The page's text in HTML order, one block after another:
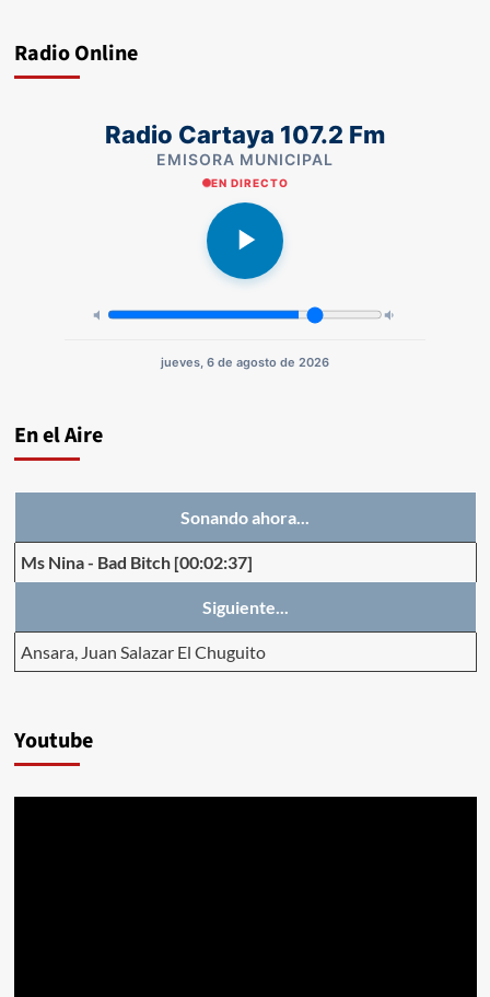
Radio Online
Radio Cartaya 107.2 Fm
EMISORA MUNICIPAL
EN DIRECTO
jueves, 6 de agosto de 2026
En el Aire
Sonando ahora...
Ms Nina- Bad Bitch [00:02:37]
Siguiente...
Ansara, Juan Salazar El Chuguito
Youtube